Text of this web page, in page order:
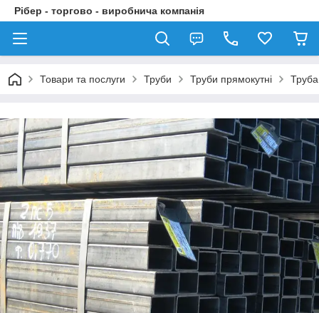
Рібер - торгово - виробнича компанія
Товари та послуги Труби Труби прямокутні